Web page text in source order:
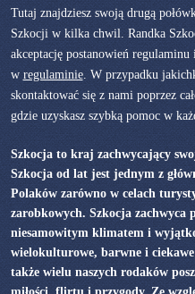
Tutaj znajdziesz swoją drugą
Szkocji w kilka chwil. Randka
akceptację postanowień
wregulaminie. W przypadku
skontaktować się z nami poprzez
gdzie uzyskasz szybką pomoc w
Szkocja to kraj zachwycający
Szkocja od lat jest jednym z
Polaków zarówno w celach
zarobkowych. Szkocja zachwyca
niesamowitym klimatem i
wielokulturowe, barwne i
także wielu naszych rodaków
miłości, flirtu i przygody. Ze